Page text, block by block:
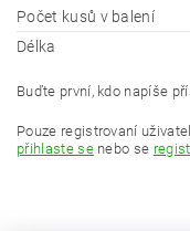
Počet kusů v balení
Délka
Buďte první, kdo napíše
Pouze registrovaní
přihlaste senebo se